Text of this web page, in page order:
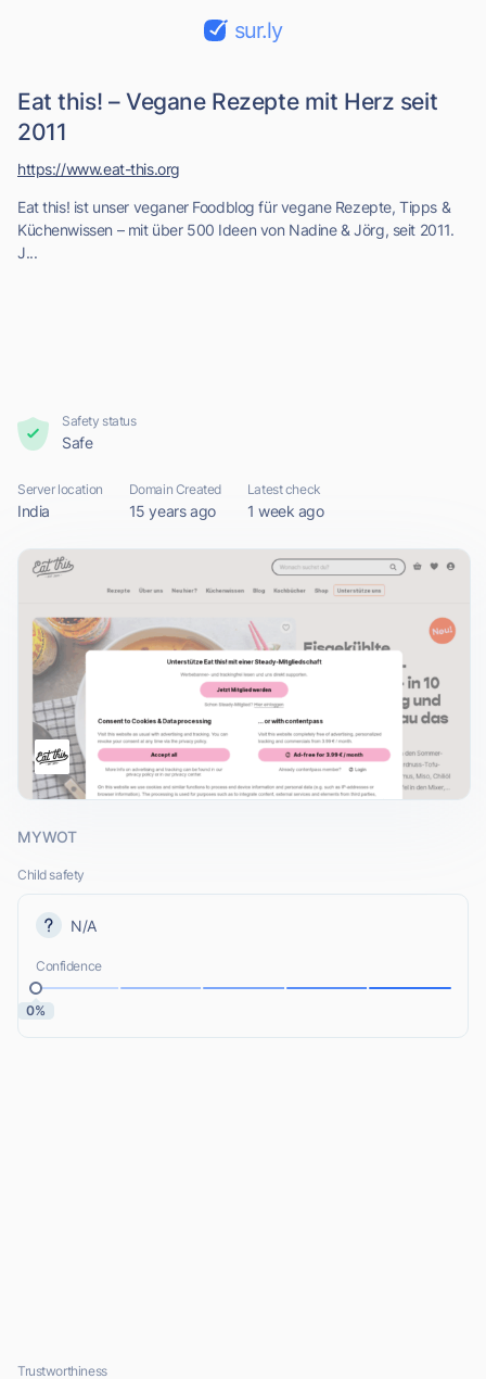
sur.ly
Eat this! – Vegane Rezepte mit Herz seit
2011
Eat this! ist unser veganer Foodblog für vegane Rezepte, Tipps &
Küchenwissen – mit über 500 Ideen von Nadine & Jörg, seit 2011.
J...
https://www.eat-this.org
Safety status
Safe
Server location
India
Domain Created
15 years ago
Latest check
1 week ago
MYWOT
Child safety
N/A
Confidence
0%
Trustworthiness